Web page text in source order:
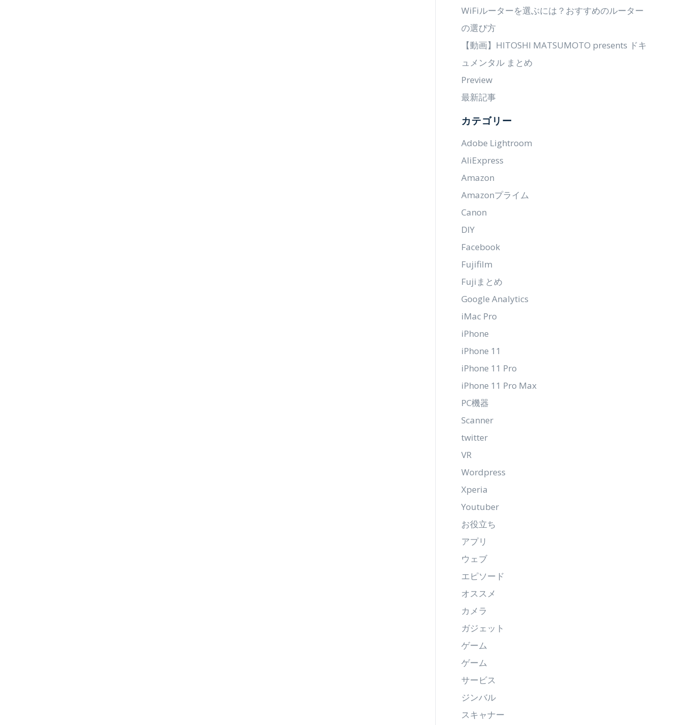
WiFiルーターを選ぶには？おすすめのルーター
の選び方
【動画】HITOSHI MATSUMOTO presents ドキ
ュメンタル まとめ
Preview
最新記事
カテゴリー
Adobe Lightroom
AliExpress
Amazon
Amazonプライム
Canon
DIY
Facebook
Fujifilm
Fujiまとめ
Google Analytics
iMac Pro
iPhone
iPhone 11
iPhone 11 Pro
iPhone 11 Pro Max
PC機器
Scanner
twitter
VR
Wordpress
Xperia
Youtuber
お役立ち
アプリ
ウェブ
エピソード
オススメ
カメラ
ガジェット
ゲーム
ゲーム
サービス
ジンバル
スキャナー